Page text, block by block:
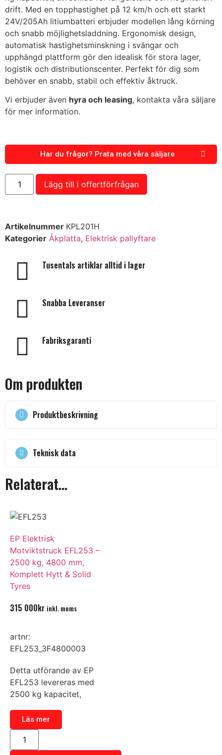
drift. Med en topphastighet på 12 km/h och ett starkt
24V/205Ah litiumbatteri erbjuder modellen lång körning
och snabb möjlighetsladdning. Ergonomisk design,
automatisk hastighetsminskning i svängar och
upphängd plattform gör den idealisk för stora lager,
logistik och distributionscenter. Perfekt för dig som
behöver en snabb, stabil och effektiv åktruck.
Vi erbjuder även hyra och leasing, kontakta våra säljare
för mer information.
Har du frågor? Prata med våra säljare
Lägg till i offertförfrågan
Artikelnummer KPL201H
Kategorier Åkplatta, Elektrisk pallyftare
Tusentals artiklar alltid i lager
Snabba Leveranser
Fabriksgaranti
Om produkten
Produktbeskrivning
Teknisk data
Relaterat...
EP Elektrisk
Motviktstruck EFL253 –
2500 kg, 4800 mm,
Komplett Hytt & Solid
Tyres
315 000kr inkl. moms
artnr:
EFL253_3F4800003
Detta utförande av EP
EFL253 levereras med
2500 kg kapacitet,
Läs mer